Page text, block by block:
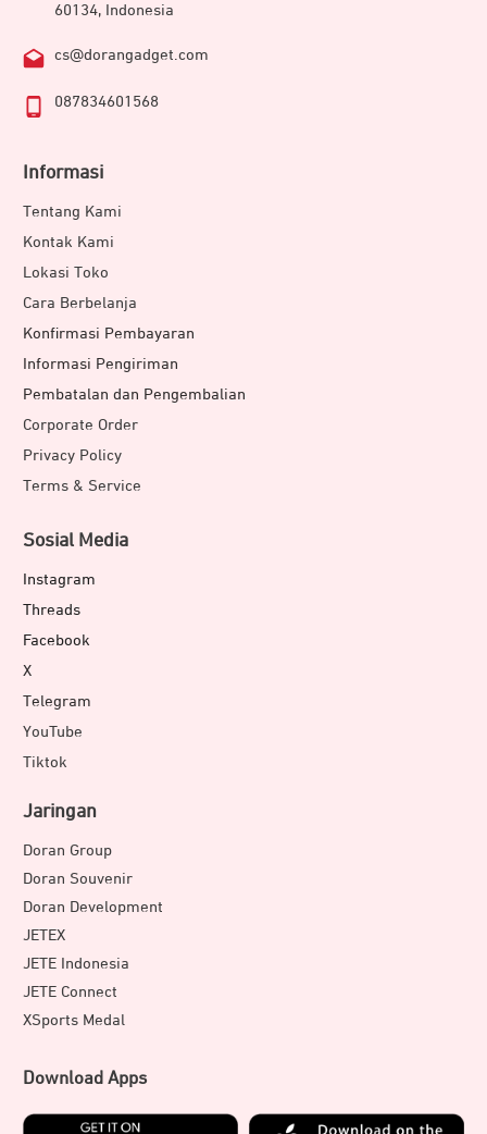
60134, Indonesia
cs@dorangadget.com
087834601568
Informasi
Tentang Kami
Kontak Kami
Lokasi Toko
Cara Berbelanja
Konfirmasi Pembayaran
Informasi Pengiriman
Pembatalan dan Pengembalian
Corporate Order
Privacy Policy
Terms & Service
Sosial Media
Instagram
Threads
Facebook
X
Telegram
YouTube
Tiktok
Jaringan
Doran Group
Doran Souvenir
Doran Development
JETEX
JETE Indonesia
JETE Connect
XSports Medal
Download Apps